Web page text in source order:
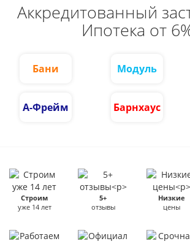
Аккредитованный
Ипотека от
Бани Модуль
А-Фрейм Барнхаус
Строим
уже 14 лет
5+
отзывы
Низкие
цены